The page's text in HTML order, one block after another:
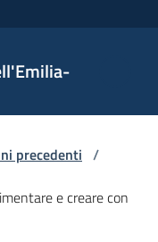
precedenti /
e creare con